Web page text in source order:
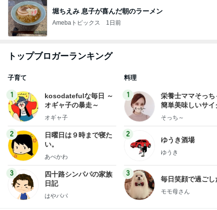
堀ちえみ 息子が喜んだ朝のラーメン
Amebaトピックス 1日前
トップブロガーランキング
子育て
1
kosodatefulな毎日 ～
オギャ子の暴走～
オギャ子
2
日曜日は９時まで寝た
い。
あべかわ
3
四十路シンパパの家族
日記
はやパパ
料理
1
栄養士ママそっち
簡単美味しいサイ
献立
そっち～
2
ゆうき酒場
ゆうき
3
毎日笑顔で過ごし
モモ母さん